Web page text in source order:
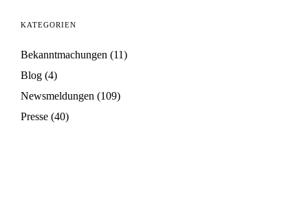
KATEGORIEN
Bekanntmachungen (11)
Blog (4)
Newsmeldungen (109)
Presse (40)